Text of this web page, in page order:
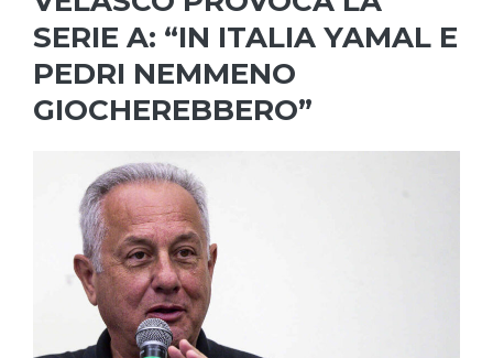
SERIE A: “IN ITALIA YAMAL E
PEDRI NEMMENO
GIOCHEREBBERO”